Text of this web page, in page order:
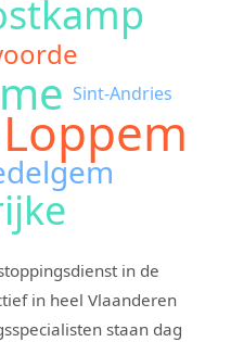
Sint-Andries
Loppem
in de
in heel Vlaanderen
staan dag